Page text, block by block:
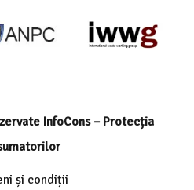
InfoCons – Protecția
și condiții